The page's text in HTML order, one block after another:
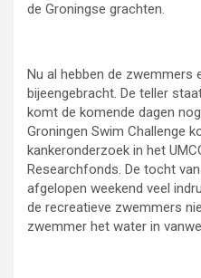
de Groningse grachten.
Nu al hebben de zwemmers
bijeengebracht. De teller
komt de komende dagen
Groningen Swim Challenge
kankeronderzoek in het
Researchfonds. De tocht
afgelopen weekend veel
de recreatieve zwemmers
zwemmer het water in